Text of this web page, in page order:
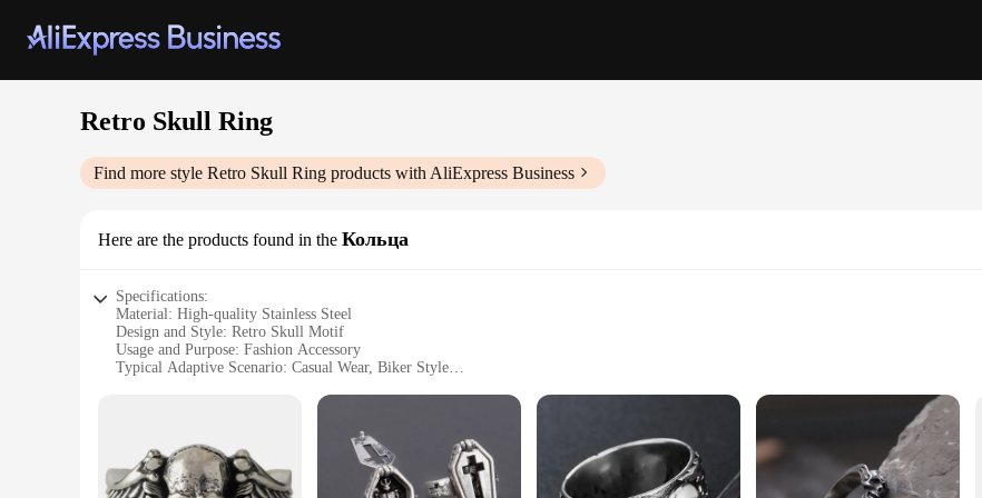
Retro Skull Ring
Find more style Retro Skull Ring products with AliExpress Business
Here are the products found in the Кольца
Specifications:
Material: High-quality Stainless Steel
Design and Style: Retro Skull Motif
Usage and Purpose: Fashion Accessory
Typical Adaptive Scenario: Casual Wear, Biker Style
Performance and Property: Durable, Corrosion-Resistant
Features:
|Wholesale|Vendors|